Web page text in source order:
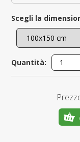
Scegli la
Quantità: